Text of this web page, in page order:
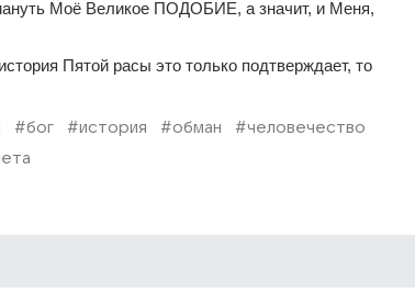
Моё Великое ПОДОБИЕ, а значит, и Меня,
Пятой расы это только подтверждает, то
#бог #история #обман
#человечество